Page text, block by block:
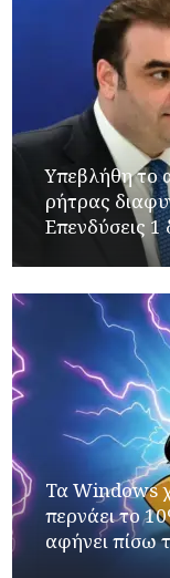
Υπεβλήθη το
ρήτρας
Επενδύσεις
Τα Windows
περνάει το
αφήνει πίσω